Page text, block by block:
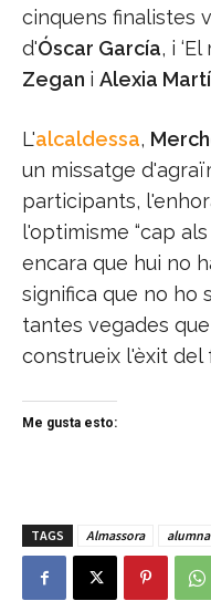
cinquens finalistes
d'Óscar García, i
Zegan i Alexia
L'alcaldessa,
un missatge
participants,
l'optimisme “cap
encara que hui no
significa que no ho
tantes vegades
construeix l'èxit del
Me gusta esto:
TAGS Almassora